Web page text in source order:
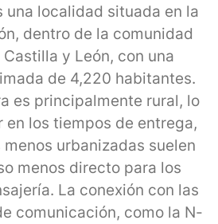
una localidad situada en la
dentro de la comunidad
y León, con una
de 4,220 habitantes.
es principalmente rural, lo
en los tiempos de entrega,
urbanizadas suelen
menos directo para los
La conexión con las
comunicación, como la N-